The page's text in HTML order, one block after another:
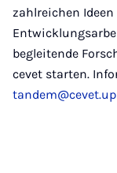
zahlreichen
begleitende
cevet starten.